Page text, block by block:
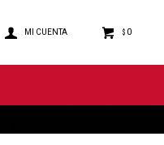
$ 0